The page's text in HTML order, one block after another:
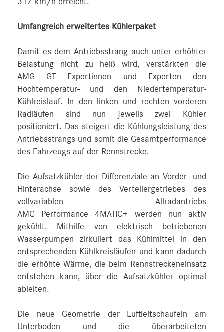
317 km/h erreicht.
Umfangreich erweitertes Kühlerpaket
Damit es dem Antriebsstrang auch unter erhöhter
Belastung nicht zu heiß wird, verstärkten die
AMG GT Expertinnen und Experten den
Hochtemperatur- und den Niedertemperatur-
Kühlreislauf. In den linken und rechten vorderen
Radläufen sind nun jeweils zwei Kühler
positioniert. Das steigert die Kühlungsleistung des
Antriebsstrangs und somit die Gesamtperformance
des Fahrzeugs auf der Rennstrecke.
Die Aufsatzkühler der Differenziale an Vorder- und
Hinterachse sowie des Verteilergetriebes des
vollvariablen Allradantriebs
AMG Performance 4MATIC+ werden nun aktiv
gekühlt. Mithilfe von elektrisch betriebenen
Wasserpumpen zirkuliert das Kühlmittel in den
entsprechenden Kühlkreisläufen und kann dadurch
die erhöhte Wärme, die beim Rennstreckeneinsatz
entstehen kann, über die Aufsatzkühler optimal
ableiten.
Die neue Geometrie der Luftleitschaufeln am
Unterboden und die überarbeiteten